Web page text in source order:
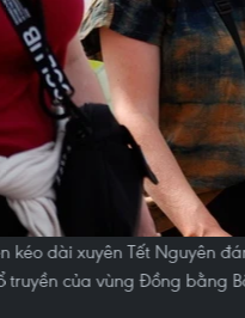
kéo dài xuyên Tết Nguyên
truyền của vùng Đồng bằng